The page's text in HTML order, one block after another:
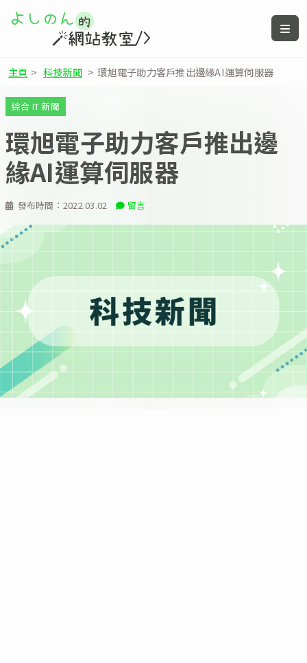
主頁 > 科技新聞 > 環旭電子助力客戶推出邊緣AI運算伺服器
發布時間： 2022.03.02 留言
綜合 IT 新聞
環旭電子助力客戶推出邊
緣AI運算伺服器